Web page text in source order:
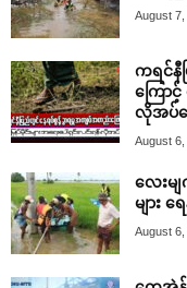
August 7,
ကရင်နီ
ကြောင့်
လိုအပ်
August 6,
လေးမ
များ ရ
August 6,